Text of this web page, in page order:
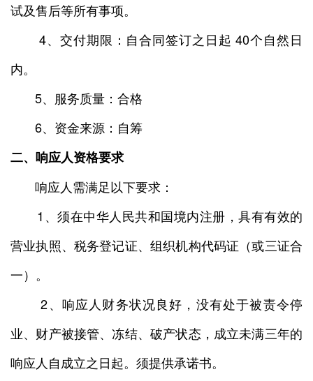
试及售后等所有事项。
4、交付期限：自合同签订之日起 40个自然日
内。
5、服务质量：合格
6、资金来源：自筹
二、响应人资格要求
响应人需满足以下要求：
1、须在中华人民共和国境内注册，具有有效的
营业执照、税务登记证、组织机构代码证（或三证合
一）。
2、响应人财务状况良好，没有处于被责令停
业、财产被接管、冻结、破产状态，成立未满三年的
响应人自成立之日起。须提供承诺书。